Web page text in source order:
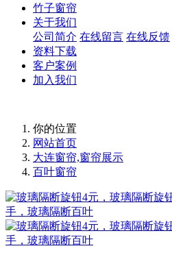
竹子窗帘
关于我们
公司简介 在线留言 在线反馈
资料下载
客户案例
加入我们
你的位置
网站首页
大连窗帘,窗帘展示
百叶窗帘